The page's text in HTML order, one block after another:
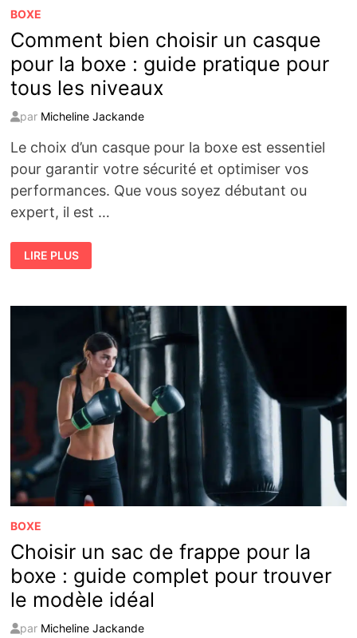
BOXE
Comment bien choisir un casque
pour la boxe : guide pratique pour
tous les niveaux
par Micheline Jackande
Le choix d’un casque pour la boxe est essentiel
pour garantir votre sécurité et optimiser vos
performances. Que vous soyez débutant ou
expert, il est …
COMMENT
BIEN
CHOISIR
POUR
PRATIQUE
TOUS
NIVEAUX
LIRE PLUS
BOXE
Choisir un sac de frappe pour la
boxe : guide complet pour trouver
le modèle idéal
par Micheline Jackande